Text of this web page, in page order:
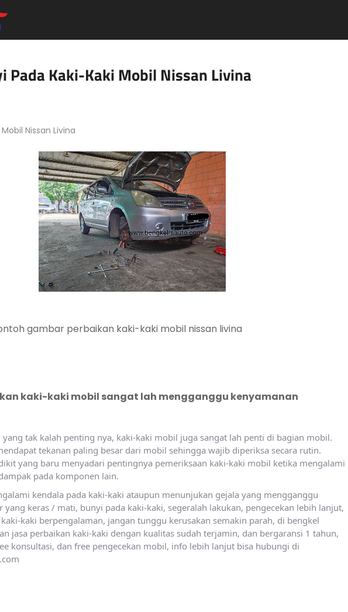
Pada Kaki-Kaki Mobil Nissan Livina
Nissan Livina
perbaikan kaki-kaki mobil nissan livina
kaki-kaki mobil sangat lah mengganggu kenyamanan
yang tak kalah penting nya, kaki-kaki mobil juga sangat lah penti di bagian mobil.
tekanan paling besar dari mobil sehingga wajib diperiksa secara rutin.
yang baru menyadari pentingnya pemeriksaan kaki-kaki mobil ketika mengalami
pada komponen lain.
kendala pada kaki-kaki ataupun menunjukan gejala yang mengganggu
yang keras / mati, bunyi pada kaki-kaki, segeralah lakukan, pengecekan lebih lanjut,
kaki berpengalaman, jangan tunggu kerusakan semakin parah, di bengkel
jasa perbaikan kaki-kaki dengan kualitas sudah terjamin, dan bergaransi 1 tahun,
konsultasi, dan free pengecekan mobil, info lebih lanjut bisa hubungi di